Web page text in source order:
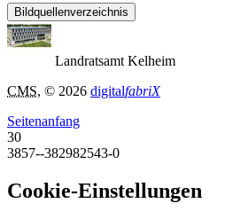
Bildquellenverzeichnis
Landratsamt Kelheim
CMS, © 2026 digitalfabriX
Seitenanfang
30
3857--382982543-0
Cookie-Einstellungen